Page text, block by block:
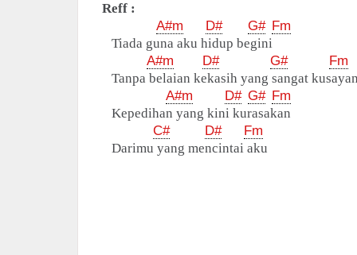
Reff :
A#m
D# G# Fm
Tiada guna aku hidup begini
A#m
D# G#
Fm
Tanpa belaian kekasih yang sangat
A#m
D# G# Fm
Kepedihan yang kini kurasakan
C#
D#
Fm
Darimu yang mencintai aku